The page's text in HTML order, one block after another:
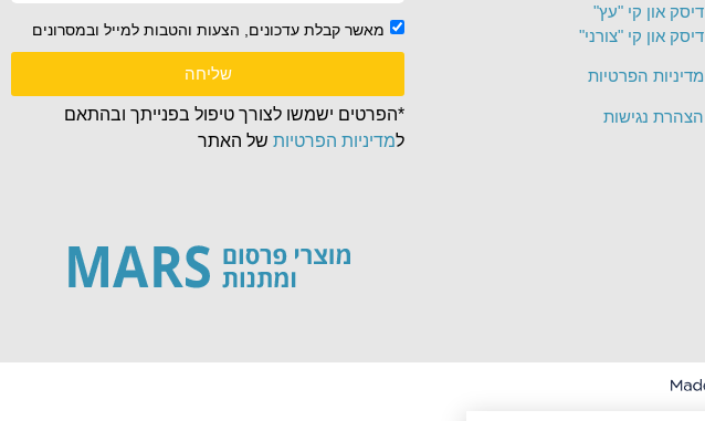
דיסק און קי "עץ"
דיסק און קי "צורני"
מדיניות הפרטיות
הצהרת נגישות
מאשר קבלת עדכונים, הצעות והטבות למייל ובמסרונים
שליחה
*הפרטים ישמשו לצורך טיפול בפנייתך ובהתאם
למדיניות הפרטיותשל האתר